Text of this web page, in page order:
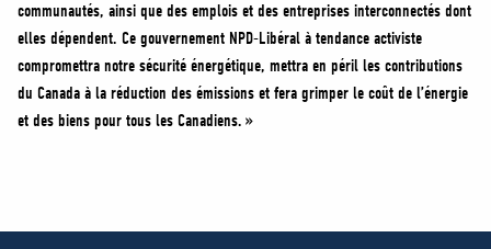
communautés, ainsi que des emplois et des entreprises interconnectés dont
elles dépendent. Ce gouvernement NPD-Libéral à tendance activiste
compromettra notre sécurité énergétique, mettra en péril les contributions
du Canada à la réduction des émissions et fera grimper le coût de l’énergie
et des biens pour tous les Canadiens. »